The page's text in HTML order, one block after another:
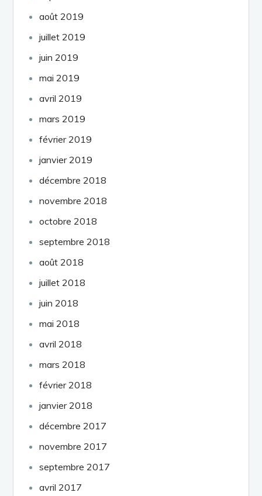
août 2019
juillet 2019
juin 2019
mai 2019
avril 2019
mars 2019
février 2019
janvier 2019
décembre 2018
novembre 2018
octobre 2018
septembre 2018
août 2018
juillet 2018
juin 2018
mai 2018
avril 2018
mars 2018
février 2018
janvier 2018
décembre 2017
novembre 2017
septembre 2017
avril 2017